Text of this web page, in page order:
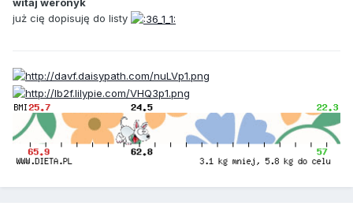
już cię dopisuję do listy